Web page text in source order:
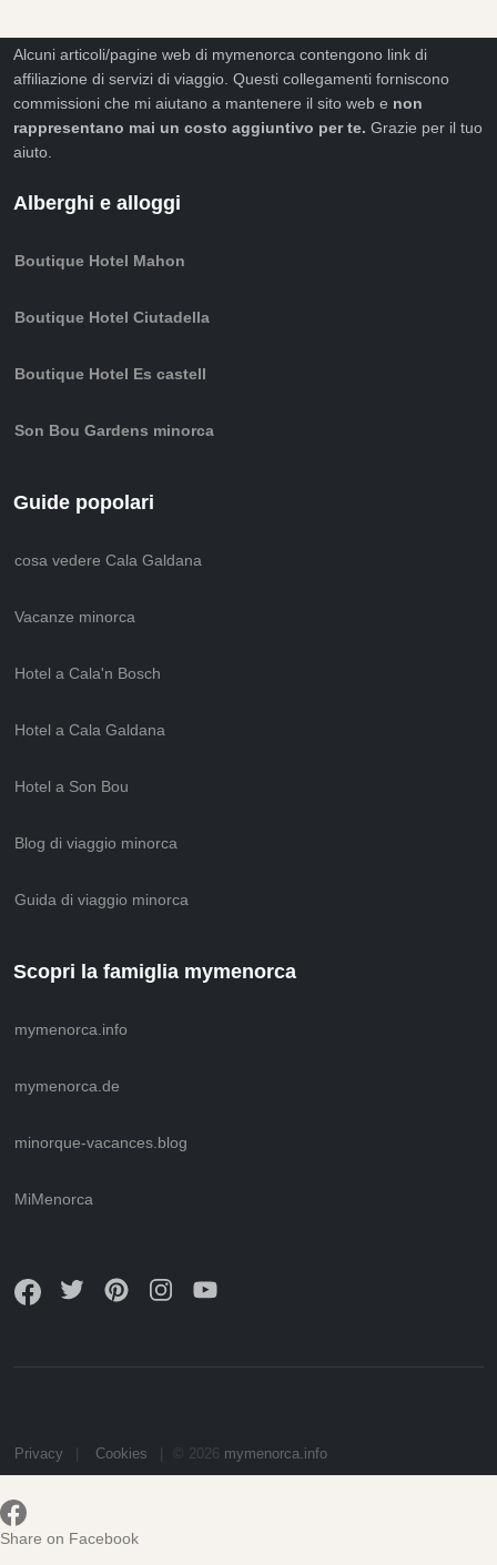
Alcuni articoli/pagine web di mymenorca contengono link di
affiliazione di servizi di viaggio. Questi collegamenti forniscono
commissioni che mi aiutano a mantenere il sito web e non
rappresentano mai un costo aggiuntivo per te. Grazie per il tuo
aiuto.
Alberghi e alloggi
Boutique Hotel Mahon
Boutique Hotel Ciutadella
Boutique Hotel Es castell
Son Bou Gardens minorca
Guide popolari
cosa vedere Cala Galdana
Vacanze minorca
Hotel a Cala'n Bosch
Hotel a Cala Galdana
Hotel a Son Bou
Blog di viaggio minorca
Guida di viaggio minorca
Scopri la famiglia mymenorca
mymenorca.info
mymenorca.de
minorque-vacances.blog
MiMenorca
Privacy Cookies © 2026 mymenorca.info
Share on Facebook